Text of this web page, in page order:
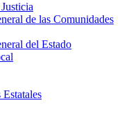
de las Comunidades
del Estado